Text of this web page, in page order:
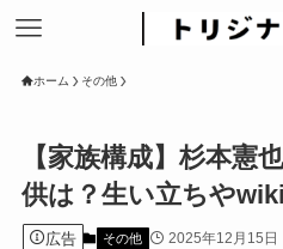
ホーム その他
【家族構成】杉本憲
供は？生い立ちやwiki
広告 その他 2025年12月15日